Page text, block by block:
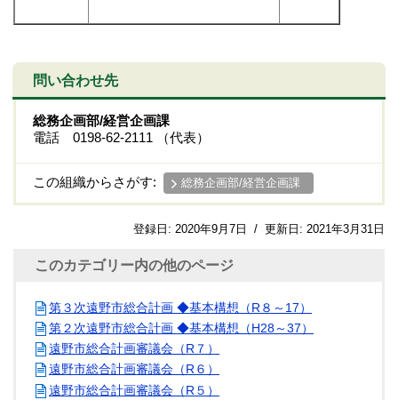
問い合わせ先
総務企画部/経営企画課
電話 0198-62-2111 （代表）
この組織からさがす: 総務企画部/経営企画課
登録日: 2020年9月7日 / 更新日: 2021年3月31日
このカテゴリー内の他のページ
第３次遠野市総合計画 ◆基本構想（R８～17）
第２次遠野市総合計画 ◆基本構想（H28～37）
遠野市総合計画審議会（R７）
遠野市総合計画審議会（R６）
遠野市総合計画審議会（R５）